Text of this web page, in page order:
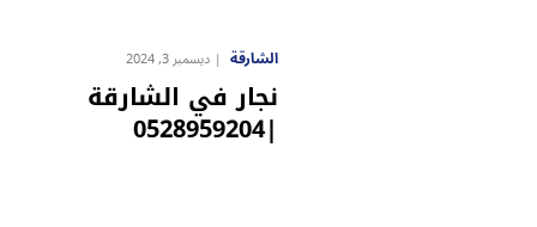
الشارقة ديسمبر 3, 2024
نجار في الشارقة
|0528959204